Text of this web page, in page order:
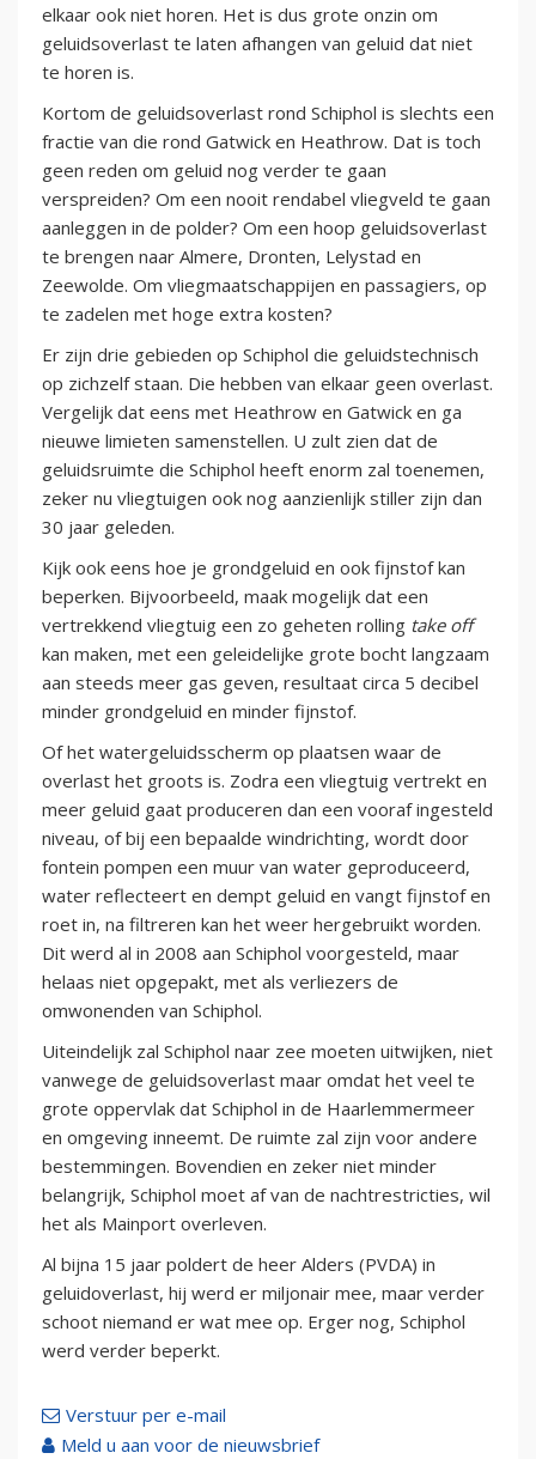
elkaar ook niet horen. Het is dus grote onzin om
geluidsoverlast te laten afhangen van geluid dat niet
te horen is.
Kortom de geluidsoverlast rond Schiphol is slechts een
fractie van die rond Gatwick en Heathrow. Dat is toch
geen reden om geluid nog verder te gaan
verspreiden? Om een nooit rendabel vliegveld te gaan
aanleggen in de polder? Om een hoop geluidsoverlast
te brengen naar Almere, Dronten, Lelystad en
Zeewolde. Om vliegmaatschappijen en passagiers, op
te zadelen met hoge extra kosten?
Er zijn drie gebieden op Schiphol die geluidstechnisch
op zichzelf staan. Die hebben van elkaar geen overlast.
Vergelijk dat eens met Heathrow en Gatwick en ga
nieuwe limieten samenstellen. U zult zien dat de
geluidsruimte die Schiphol heeft enorm zal toenemen,
zeker nu vliegtuigen ook nog aanzienlijk stiller zijn dan
30 jaar geleden.
Kijk ook eens hoe je grondgeluid en ook fijnstof kan
beperken. Bijvoorbeeld, maak mogelijk dat een
vertrekkend vliegtuig een zo geheten rolling take off
kan maken, met een geleidelijke grote bocht langzaam
aan steeds meer gas geven, resultaat circa 5 decibel
minder grondgeluid en minder fijnstof.
Of het watergeluidsscherm op plaatsen waar de
overlast het groots is. Zodra een vliegtuig vertrekt en
meer geluid gaat produceren dan een vooraf ingesteld
niveau, of bij een bepaalde windrichting, wordt door
fontein pompen een muur van water geproduceerd,
water reflecteert en dempt geluid en vangt fijnstof en
roet in, na filtreren kan het weer hergebruikt worden.
Dit werd al in 2008 aan Schiphol voorgesteld, maar
helaas niet opgepakt, met als verliezers de
omwonenden van Schiphol.
Uiteindelijk zal Schiphol naar zee moeten uitwijken, niet
vanwege de geluidsoverlast maar omdat het veel te
grote oppervlak dat Schiphol in de Haarlemmermeer
en omgeving inneemt. De ruimte zal zijn voor andere
bestemmingen. Bovendien en zeker niet minder
belangrijk, Schiphol moet af van de nachtrestricties, wil
het als Mainport overleven.
Al bijna 15 jaar poldert de heer Alders (PVDA) in
geluidoverlast, hij werd er miljonair mee, maar verder
schoot niemand er wat mee op. Erger nog, Schiphol
werd verder beperkt.
Verstuur per e-mail
Meld u aan voor de nieuwsbrief